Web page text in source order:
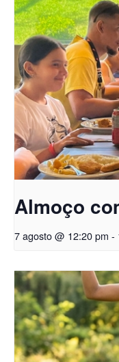
Almoço
7 agosto @ 12:20 pm -